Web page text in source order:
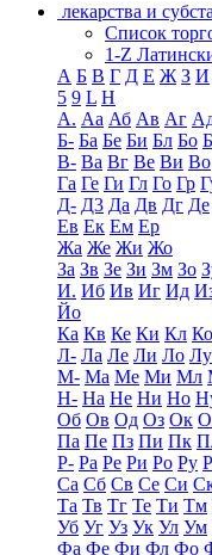
лекарства и
Список
1-Z
А Б В Г Д Е Ж З И
5 9 L H
А. Аа Аб Ав Аг
Б- Ба Бе Би Бл Бо
В- Ва Вг Ве Ви Во
Га Ге Ги Гл Го Гр
Д- Д3 Да Дв Дг Де
Ев Ек Ем Ер
Жа Же Жи Жо
За Зв Зе Зи Зм Зо
И. Иб Ив Иг Ид
Йо
Ка Кв Ке Ки Кл Ко
Л- Ла Ле Ли Ло Лу
М- Ма Ме Ми Мл
Н- На Не Ни Но
Об Ов Од Оз Ок
Па Пе Пз Пи Пк
Р- Ра Ре Ри Ро Ру
Са Сб Св Се Си
Та Тв Тг Те Ти Тм
Уб Уг Уз Ук Ул Ум
Фа Фе Фи Фл Фо